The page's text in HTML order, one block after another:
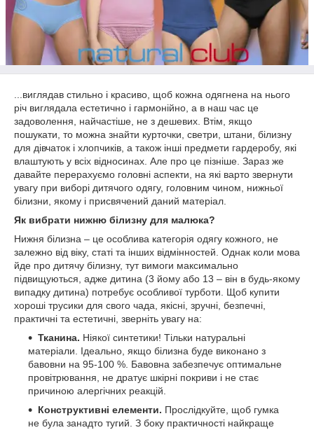
...виглядав стильно і красиво, щоб кожна одягнена на нього
річ виглядала естетично і гармонійно, а в наш час це
задоволення, найчастіше, не з дешевих. Втім, якщо
пошукати, то можна знайти курточки, светри, штани, білизну
для дівчаток і хлопчиків, а також інші предмети гардеробу, які
влаштують у всіх відносинах. Але про це пізніше. Зараз же
давайте перерахуємо головні аспекти, на які варто звернути
увагу при виборі дитячого одягу, головним чином, нижньої
білизни, якому і присвячений даний матеріал.
Як вибрати нижню білизну для малюка?
Нижня білизна – це особлива категорія одягу кожного, не
залежно від віку, статі та інших відмінностей. Однак коли мова
йде про дитячу білизну, тут вимоги максимально
підвищуються, адже дитина (3 йому або 13 – він в будь-якому
випадку дитина) потребує особливої турботи. Щоб купити
хороші трусики для свого чада, якісні, зручні, безпечні,
практичні та естетичні, зверніть увагу на:
Тканина. Ніякої синтетики! Тільки натуральні
матеріали. Ідеально, якщо білизна буде виконано з
бавовни на 95-100 %. Бавовна забезпечує оптимальне
провітрювання, не дратує шкірні покриви і не стає
причиною алергічних реакцій.
Конструктивні елементи. Прослідкуйте, щоб гумка
не була занадто тугий. З боку практичності найкраще